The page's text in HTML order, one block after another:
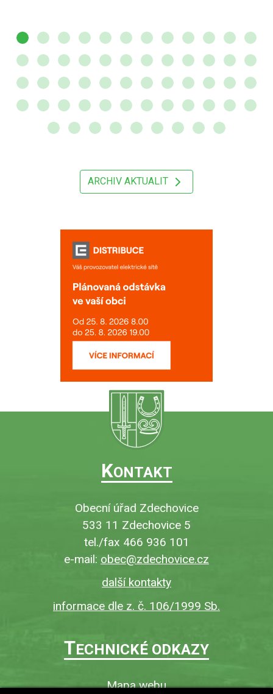
ARCHIV AKTUALIT
KONTAKT
Obecní úřad Zdechovice
533 11 Zdechovice 5
tel./fax 466 936 101
e-mail: obec@zdechovice.cz
další kontakty
informace dle z. č. 106/1999 Sb.
TECHNICKÉ ODKAZY
Mapa webu